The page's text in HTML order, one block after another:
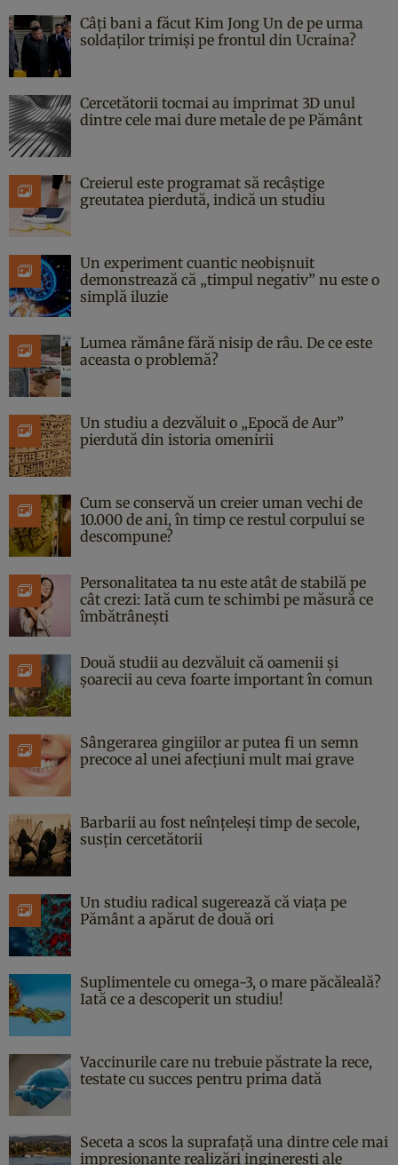
Câți bani a făcut Kim Jong Un de pe urma
soldaților trimiși pe frontul din Ucraina?
Cercetătorii tocmai au imprimat 3D unul
dintre cele mai dure metale de pe Pământ
Creierul este programat să recâștige
greutatea pierdută, indică un studiu
Un experiment cuantic neobișnuit
demonstrează că „timpul negativ” nu este o
simplă iluzie
Lumea rămâne fără nisip de râu. De ce este
aceasta o problemă?
Un studiu a dezvăluit o „Epocă de Aur”
pierdută din istoria omenirii
Cum se conservă un creier uman vechi de
10.000 de ani, în timp ce restul corpului se
descompune?
Personalitatea ta nu este atât de stabilă pe
cât crezi: Iată cum te schimbi pe măsură ce
îmbătrânești
Două studii au dezvăluit că oamenii și
șoarecii au ceva foarte important în comun
Sângerarea gingiilor ar putea fi un semn
precoce al unei afecțiuni mult mai grave
Barbarii au fost neînțeleși timp de secole,
susțin cercetătorii
Un studiu radical sugerează că viața pe
Pământ a apărut de două ori
Suplimentele cu omega-3, o mare păcăleală?
Iată ce a descoperit un studiu!
Vaccinurile care nu trebuie păstrate la rece,
testate cu succes pentru prima dată
Seceta a scos la suprafață una dintre cele mai
impresionante realizări inginerești ale